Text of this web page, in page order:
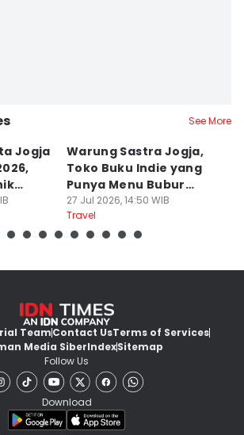
See More
Jogja
Warung Sastra Jogja,
Toko Buku Indie yang
Punya Menu Bubur
Manado
27 Jul 2026, 14:50 WIB
Travel
TeamContact UsTerms of Services
Media SiberIndexSitemap
Follow Us
Download